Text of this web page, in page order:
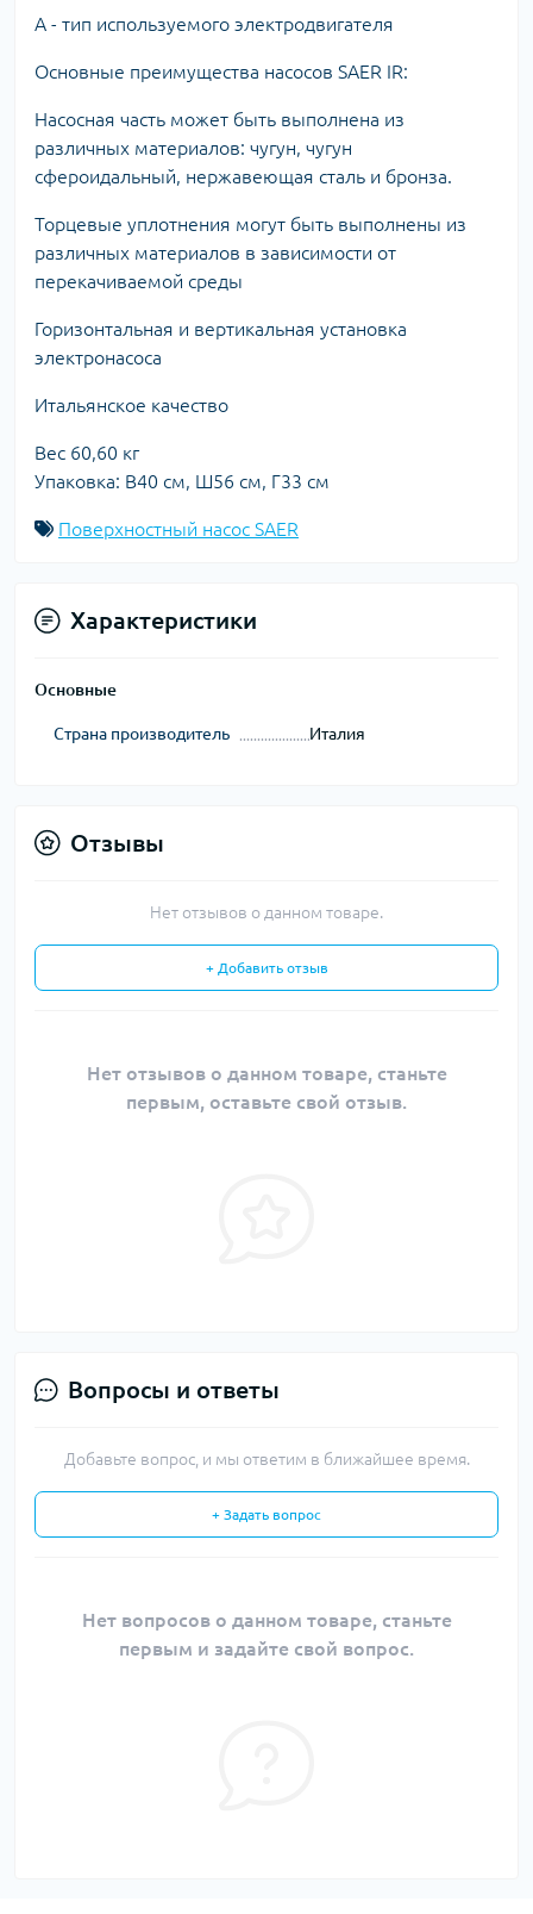
A - тип используемого электродвигателя
Основные преимущества насосов SAER IR:
Насосная часть может быть выполнена из
различных материалов: чугун, чугун
сфероидальный, нержавеющая сталь и бронза.
Торцевые уплотнения могут быть выполнены из
различных материалов в зависимости от
перекачиваемой среды
Горизонтальная и вертикальная установка
электронасоса
Итальянское качество
Вес 60,60 кг
Упаковка: В40 см, Ш56 см, Г33 см
Поверхностный насос SAER
Характеристики
Основные
Страна производитель Италия
Отзывы
Нет отзывов о данном товаре.
+ Добавить отзыв
Нет отзывов о данном товаре, станьте
первым, оставьте свой отзыв.
Вопросы и ответы
Добавьте вопрос, и мы ответим в ближайшее время.
+ Задать вопрос
Нет вопросов о данном товаре, станьте
первым и задайте свой вопрос.